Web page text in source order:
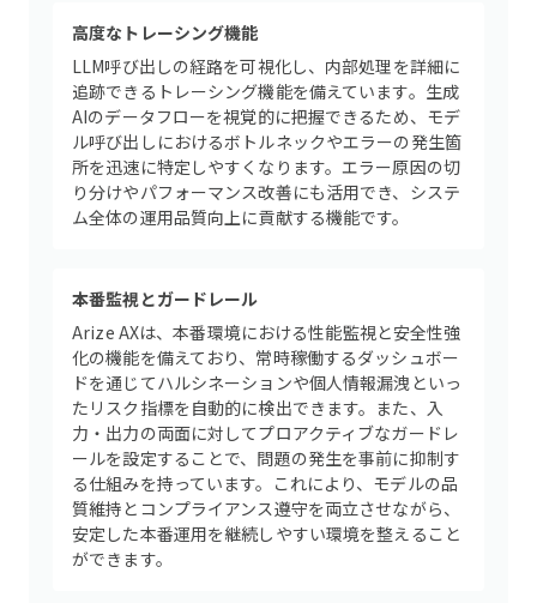
高度なトレーシング機能
LLM呼び出しの経路を可視化し、内部処理を詳細に
追跡できるトレーシング機能を備えています。生成
AIのデータフローを視覚的に把握できるため、モデ
ル呼び出しにおけるボトルネックやエラーの発生箇
所を迅速に特定しやすくなります。エラー原因の切
り分けやパフォーマンス改善にも活用でき、システ
ム全体の運用品質向上に貢献する機能です。
本番監視とガードレール
Arize AXは、本番環境における性能監視と安全性強
化の機能を備えており、常時稼働するダッシュボー
ドを通じてハルシネーションや個人情報漏洩といっ
たリスク指標を自動的に検出できます。また、入
力・出力の両面に対してプロアクティブなガードレ
ールを設定することで、問題の発生を事前に抑制す
る仕組みを持っています。これにより、モデルの品
質維持とコンプライアンス遵守を両立させながら、
安定した本番運用を継続しやすい環境を整えること
ができます。